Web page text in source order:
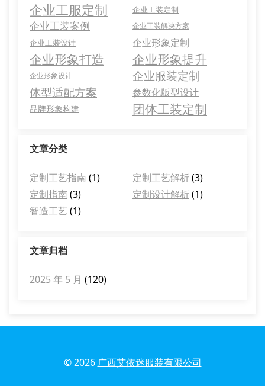
企业工服定制 企业工装定制
企业工装案例 企业工装解决方案
企业工装设计 企业形象定制
企业形象打造 企业形象提升
企业形象设计
企业服装定制
体型适配方案
参数化版型设计
品牌形象构建 团体工装定制
文章分类
定制工艺指南(1) 定制工艺解析(3)
定制指南(3) 定制设计解析(1)
智造工艺(1)
文章归档
2025 年 5 月 (120)
© 2026 广西艾依迷服装有限公司